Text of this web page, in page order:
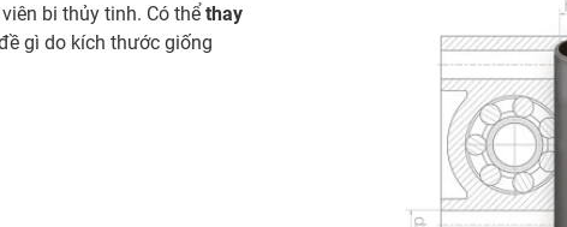
bi thủy tinh. Có thể thay
gì do kích thước giống